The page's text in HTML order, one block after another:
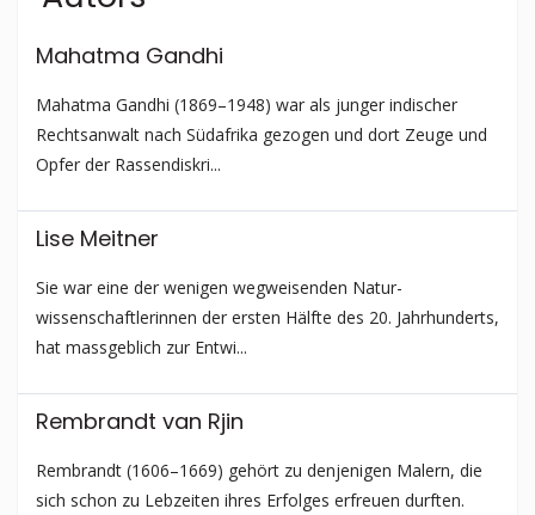
Mahatma Gandhi
Mahatma Gandhi (1869–1948) war als junger indischer
Rechtsanwalt nach Südafrika gezogen und dort Zeuge und
Opfer der Rassendiskri...
Lise Meitner
Sie war eine der wenigen wegweisenden Natur­
wissenschaftlerinnen der ersten Hälfte des 20. Jahrhunderts,
hat massgeblich zur Entwi...
Rembrandt van Rjin
Rembrandt (1606–1669) gehört zu denjenigen Malern, die
sich schon zu Lebzeiten ihres Erfolges erfreuen durften.